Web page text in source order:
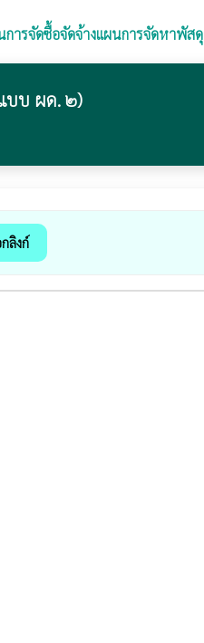
การจัดซื้อจัดจ้างแผนการจัดหาพัสดุ
บบ ผด. ๒)
ลิงก์